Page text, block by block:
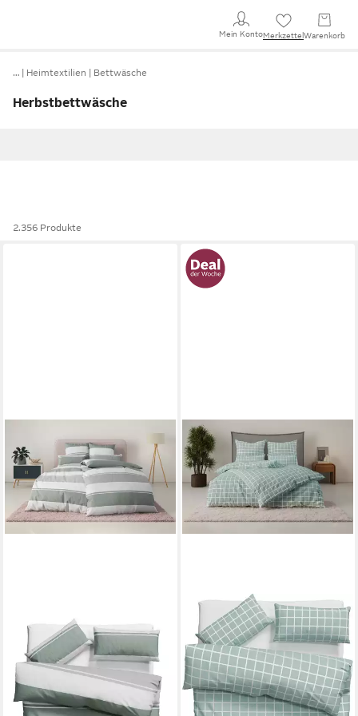
Mein KontoMerkzettel Warenkorb
… Heimtextilien Bettwäsche
Herbstbettwäsche
2.356 Produkte